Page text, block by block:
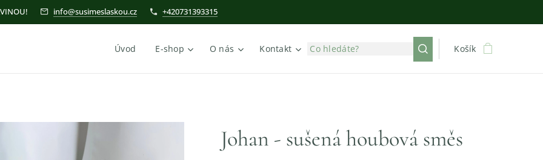
info@susimeslaskou.cz +420731393315
Úvod E-shop O nás Kontakt Košík
Johan - sušená houbová směs